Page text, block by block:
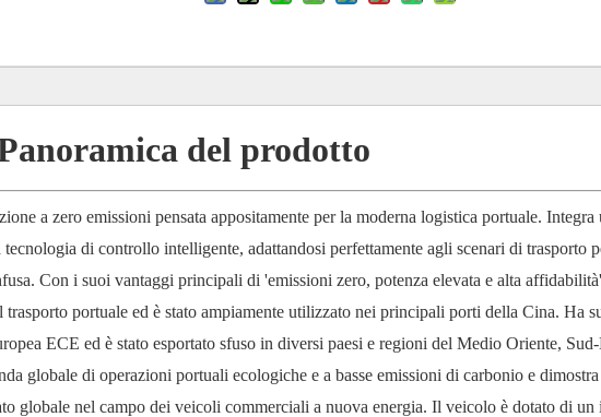
del prodotto
a zero emissioni pensata appositamente per la moderna logistica portuale. Integra
di controllo intelligente, adattandosi perfettamente agli scenari di trasporto
Con i suoi vantaggi principali di 'emissioni zero, potenza elevata e alta
portuale ed è stato ampiamente utilizzato nei principali porti della Cina. Ha
ECE ed è stato esportato sfuso in diversi paesi e regioni del Medio Oriente,
globale di operazioni portuali ecologiche e a basse emissioni di carbonio e
globale nel campo dei veicoli commerciali a nuova energia. Il veicolo è dotato di